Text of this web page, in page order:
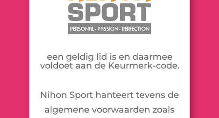
een geldig lid is en daarmee
voldoet aan de Keurmerk-code.
Nihon Sport hanteert tevens de
algemene voorwaarden zoals